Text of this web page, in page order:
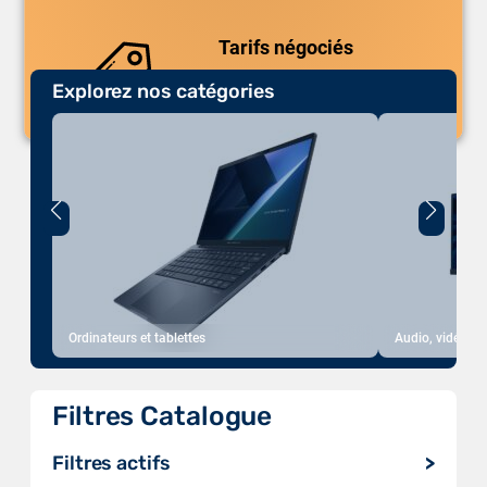
Explorez nos catégories
Ordinateurs et tablettes Audio, vidéo,
Filtres Catalogue
Filtres actifs
Tarifs négociés
Des prix compétitifs adaptés aux
volumes.